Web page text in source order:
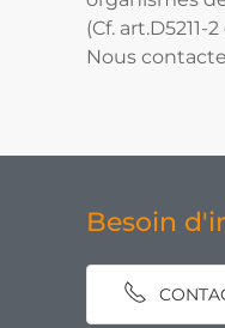
(Cf.
Nous
Besoin